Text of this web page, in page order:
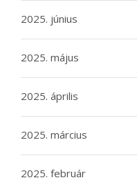
2025. június
2025. május
2025. április
2025. március
2025. február